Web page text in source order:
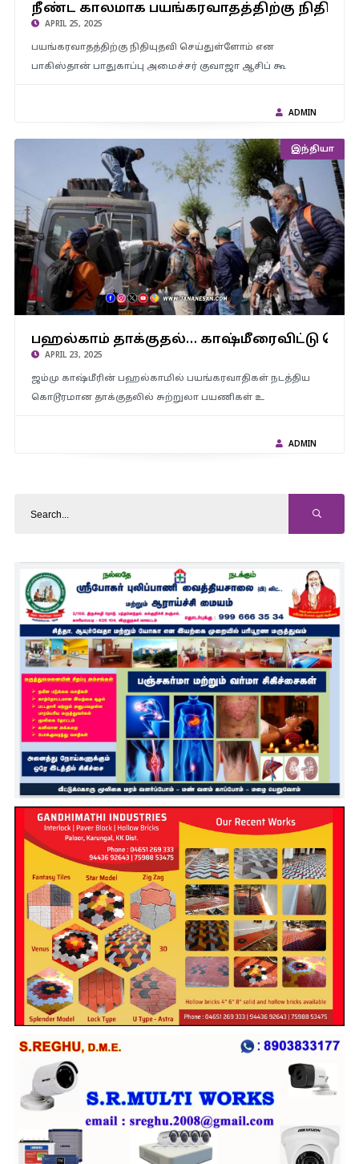
நீண்ட காலமாக பயங்கரவாதத்திற்கு நிதியுதவி – பாகிஸ்தான்
பாதுகாப்பு அமைச்சர் ஒப்புதல்..!
நீண்ட காலமாக பயங்கரவாதத்திற்கு
APRIL 25, 2025
பயங்கரவாதத்திற்கு நிதியுதவி செய்துள்ளோம் என
பாகிஸ்தான் பாதுகாப்பு அமைச்சர் குவாஜா ஆசிப் கூ
ADMIN
பஹல்காம் தாக்குதல்… காஷ்மீரைவிட்டு வெளியேறும் சுற்றுலா
பயணிகள்- 80% முன்பதிவு ரத்து..!
இந்தியா
பஹல்காம் தாக்குதல்… காஷ்மீரைவிட்டு
APRIL 23, 2025
ஜம்மு காஷ்மீரின் பஹல்காமில் பயங்கரவாதிகள் நடத்திய
கொடூரமான தாக்குதலில் சுற்றுலா பயணிகள் உ
ADMIN